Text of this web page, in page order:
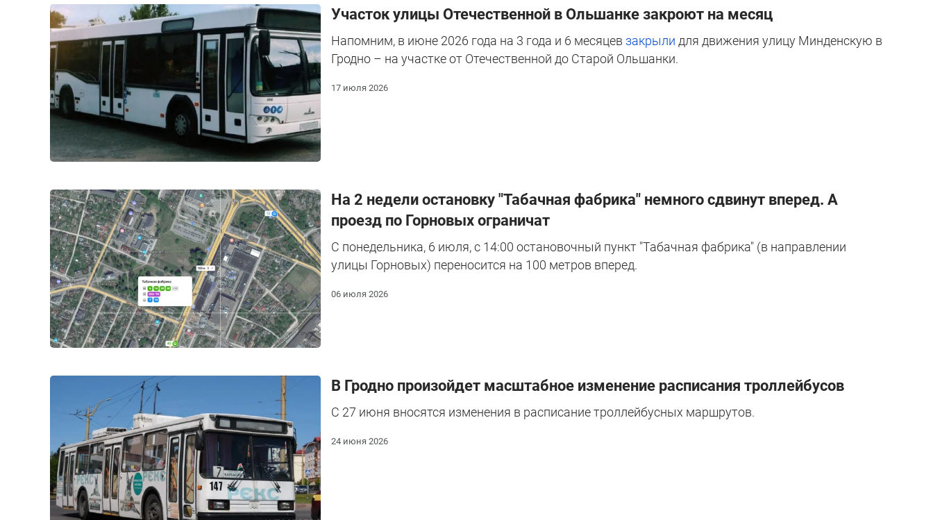
Участок улицы Отечественной в Ольшанке закроют на месяц
Напомним, в июне 2026 года на 3 года и 6 месяцев закрыли для движения улицу Минденскую в
Гродно – на участке от Отечественной до Старой Ольшанки.
17 июля 2026
На 2 недели остановку "Табачная фабрика" немного сдвинут вперед. А
проезд по Горновых ограничат
С понедельника, 6 июля, с 14:00 остановочный пункт "Табачная фабрика" (в направлении
улицы Горновых) переносится на 100 метров вперед.
06 июля 2026
В Гродно произойдет масштабное изменение расписания троллейбусов
С 27 июня вносятся изменения в расписание троллейбусных маршрутов.
24 июня 2026